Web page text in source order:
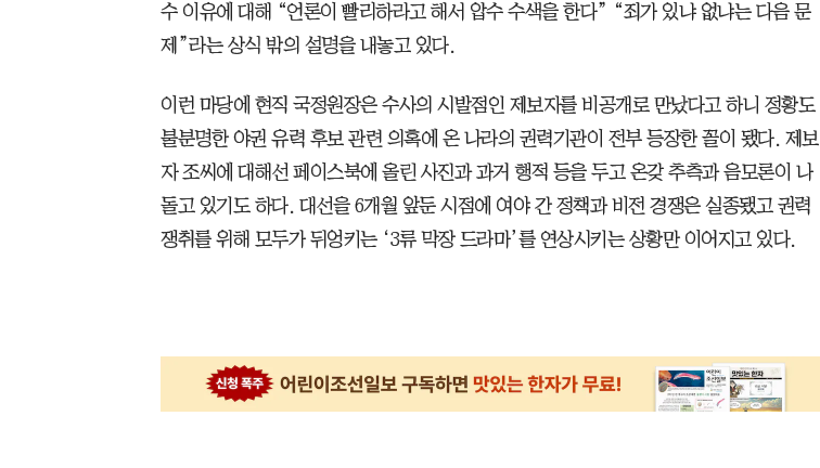
수 이유에 대해 “언론이 빨리하라고 해서 압수 수색을 한다” “죄가 있냐 없냐는 다음 문
제”라는 상식 밖의 설명을 내놓고 있다.
이런 마당에 현직 국정원장은 수사의 시발점인 제보자를 비공개로 만났다고 하니 정황도
불분명한 야권 유력 후보 관련 의혹에 온 나라의 권력기관이 전부 등장한 꼴이 됐다. 제보
자 조씨에 대해선 페이스북에 올린 사진과 과거 행적 등을 두고 온갖 추측과 음모론이 나
돌고 있기도 하다. 대선을 6개월 앞둔 시점에 여야 간 정책과 비전 경쟁은 실종됐고 권력
쟁취를 위해 모두가 뒤엉키는 ‘3류 막장 드라마’를 연상시키는 상황만 이어지고 있다.